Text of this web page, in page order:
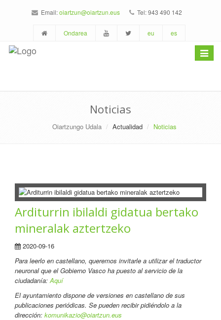
Email:oiartzun@oiartzun.eus Tel: 943 490 142
Ondarea eu es
Toggle
Noticias
Oiartzungo Udala Actualidad Noticias
Arditurrin ibilaldi gidatua bertako
mineralak aztertzeko
2020-09-16
Para leerlo en castellano, queremos invitarle a utilizar el traductor
neuronal que el Gobierno Vasco ha puesto al servicio de la
ciudadanía:Aquí
El ayuntamiento dispone de versiones en castellano de sus
publicaciones periódicas. Se pueden recibir pidiéndolo a la
dirección: komunikazio@oiartzun.eus